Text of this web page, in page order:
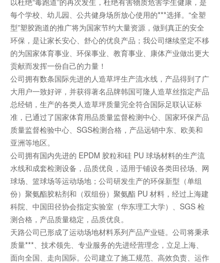
每个学校、幼儿园、公共健身场所放心使用的***选择。“全塑
型”塑胶跑道的推广将为国家节约大量资源，做到真正的安全
环保，是让家长安心、舒心的优良产品；我公司继续坚定不移
的为国家体育事业、环保事业、教育事业、康体产业做出更大
贡献而发挥一份自己的力量！
公司拥有数条国际先进的人造草坪生产流水线，产品得到了广
大用户一致好评，并获得著名品牌韩国可隆人造草丝指定产品
总经销，生产的各类人造草坪质量完全符合国际足联认证标
准，已通过了国家体育用品质量监督检测中心、国家环保产品
质量监督检验中心、SGS检测合格，产品远销中东、欧美和
亚洲等地区。
公司拥有国内先进的 EPDM 胶粒和硅 PU 球场材料的生产流
水线和成套检测设备，品质优良，适用于铺设各类田径场、网
球场、篮球场等运动场地；公司研发生产的环保新型（单组
份）聚氨酯胶粘剂和（双组份）聚氨酯 PU 材料，经过上海建
科院、中国田径协会指定实验室（华东理工大学）、SGS 检
测合格，产品质量稳定，品质优良。
天路公司已形成了运动场地材料系列产品产业链。公司将秉承
质量***、技术领先、专业服务的先进经营理念，立足上海、
面向全国、走向国际。公司建立了施工规范、高效负责、运作